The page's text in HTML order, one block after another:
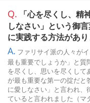
Q.
「心を尽くし、
しなさい」という御
に実践する方法があ
A. ファリサイ派の人々が
最も重要でしょうか」と質
を尽くし、思いを尽くし
が最も重要な第一の掟だと
に愛しなさい」と言われ
ていると言われました（マ